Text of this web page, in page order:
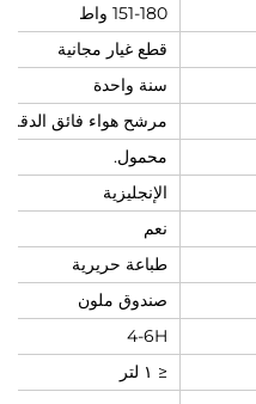
151-180 واط
قطع غيار مجانية
سنة واحدة
مرشح هواء فائق الدقة
محمول.
الإنجليزية
نعم
طباعة حريرية
صندوق ملون
4-6H
≤ ١ لتر